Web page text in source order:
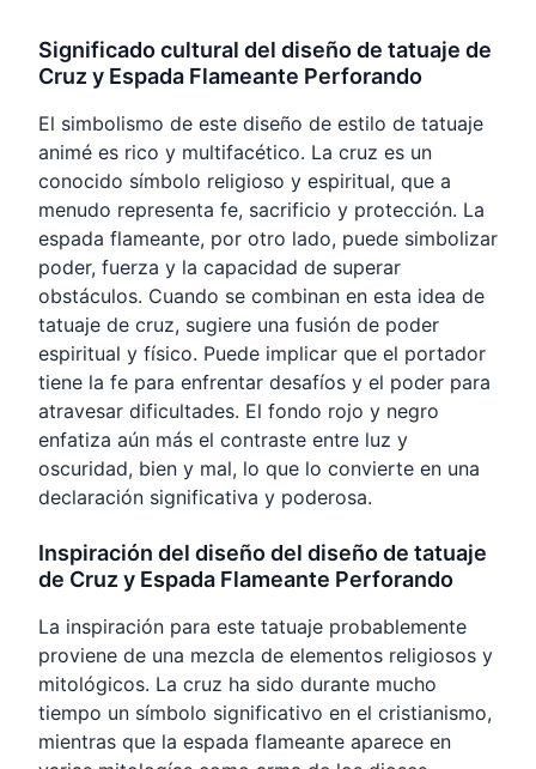
Significado cultural del diseño de tatuaje de
Cruz y Espada Flameante Perforando
El simbolismo de este diseño de estilo de tatuaje
animé es rico y multifacético. La cruz es un
conocido símbolo religioso y espiritual, que a
menudo representa fe, sacrificio y protección. La
espada flameante, por otro lado, puede simbolizar
poder, fuerza y la capacidad de superar
obstáculos. Cuando se combinan en esta idea de
tatuaje de cruz, sugiere una fusión de poder
espiritual y físico. Puede implicar que el portador
tiene la fe para enfrentar desafíos y el poder para
atravesar dificultades. El fondo rojo y negro
enfatiza aún más el contraste entre luz y
oscuridad, bien y mal, lo que lo convierte en una
declaración significativa y poderosa.
Inspiración del diseño del diseño de tatuaje
de Cruz y Espada Flameante Perforando
La inspiración para este tatuaje probablemente
proviene de una mezcla de elementos religiosos y
mitológicos. La cruz ha sido durante mucho
tiempo un símbolo significativo en el cristianismo,
mientras que la espada flameante aparece en